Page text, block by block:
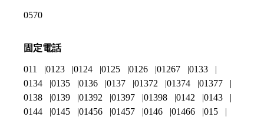
0570
固定電話
011 0123 0124 0125 0126 01267
0133
0134
0135 0136 0137 01372 01374
01377
0138
0139 01392 01397 01398 0142
0143
0144
0145 01456 01457 0146 01466
015